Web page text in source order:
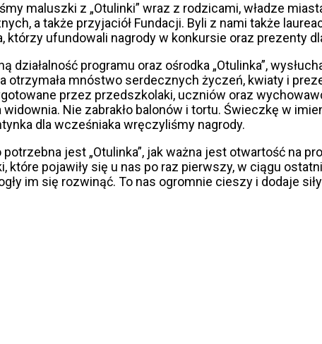
maluszki z „Otulinki” wraz z rodzicami, władze
a także przyjaciół Fundacji. Byli z nami także
którzy ufundowali nagrody w konkursie oraz prezenty
programu oraz ośrodka „Otulinka”,
otrzymała mnóstwo serdecznych życzeń, kwiaty i
przez przedszkolaki, uczniów oraz
widownia. Nie zabrakło balonów i tortu. Świeczkę w
dla wcześniaka wręczyliśmy nagrody.
jest „Otulinka”, jak ważna jest otwartość na
pojawiły się u nas po raz pierwszy, w ciągu
im się rozwinąć. To nas ogromnie cieszy i dodaje